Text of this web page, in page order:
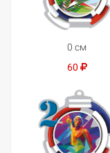
0 см
60